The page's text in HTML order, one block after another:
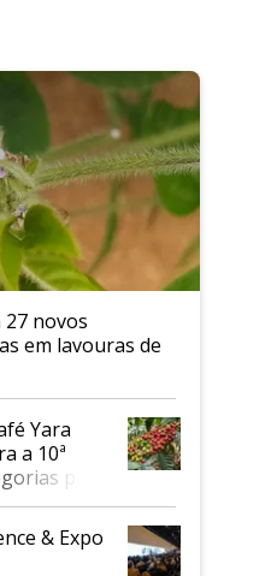
novos
em lavouras de
Yara
a 10ª
para
& Expo